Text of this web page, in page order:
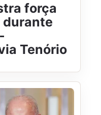
força
durante
Tenório